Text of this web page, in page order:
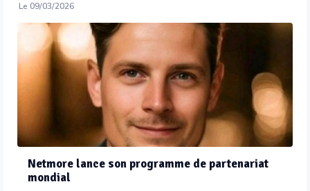
Le 09/03/2026
Netmore lance son programme de partenariat
mondial